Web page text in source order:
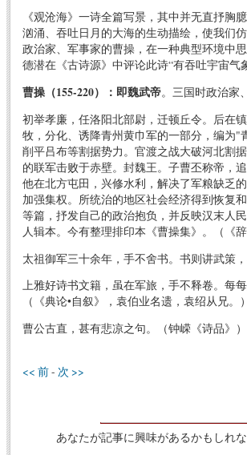
《观沧海》一诗全篇写景，其中并无直抒
汹涌、吞吐日月的大海的生动描绘，使我们
政治家、军事家的曹操，在一种典型环境中
德潜在《古诗源》中评论此诗“有吞吐宇宙气
曹操（155-220）：即魏武帝。三国时政治家
初举孝廉，任洛阳北部尉，迁顿丘令。后在
牧，分化、诱降青州黄巾军的一部分，编为
削平吕布等割据势力。官渡之战大破河北割
的联军击败于赤壁。封魏王。子曹丕称帝，
他在北方屯田，兴修水利，解决了军粮缺乏
加强集权。所统治的地区社会经济得到恢复
等篇，抒发自己的政治抱负，并反映汉末人
人辑本。今有整理排印本《曹操集》。（《辞
太祖御军三十余年，手不舍书。书则讲武策
上雅好诗书文籍，虽在军旅，手不释卷。每
（《典论•自叙》，袁伯业名遗，袁绍从兄。）
曹公古直，甚有悲凉之句。（钟嵘《诗品》）
<< 前- 次 >>
あなたが記事に興味があるかもしれ